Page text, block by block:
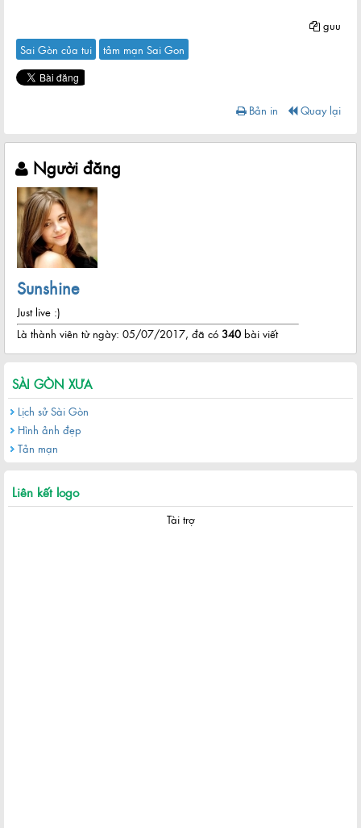
guu
Sai Gòn của tui
tảm mạn Sai Gon
Bản in Quay lại
Người đăng
Sunshine
Just live :)
Là thành viên từ ngày: 05/07/2017, đã có 340 bài viết
SÀI GÒN XƯA
Lịch sử Sài Gòn
Hình ảnh đẹp
Tản mạn
Liên kết logo
Tài trợ